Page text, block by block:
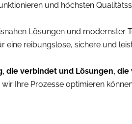
und höchsten
Lösungen und modernster
eine reibungslose, sichere und
die verbindet und Lösungen, die
Ihre Prozesse optimieren